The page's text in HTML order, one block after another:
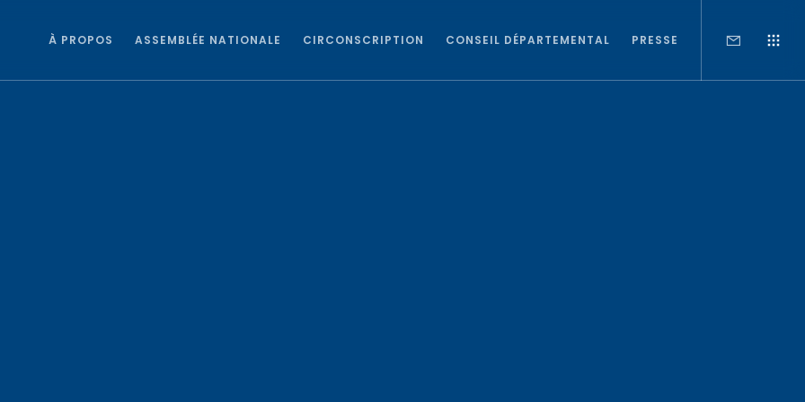
À PROPOS ASSEMBLÉE NATIONALE CIRCONSCRIPTION CONSEIL DÉPARTEMENTAL PRESSE